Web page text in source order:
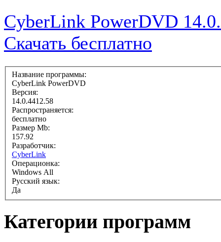
CyberLink PowerDVD
Скачать бесплатно
Название программы:
CyberLink PowerDVD
Версия:
14.0.4412.58
Распространяется:
бесплатно
Размер Mb:
157.92
Разработчик:
CyberLink
Операционка:
Windows All
Русский язык:
Да
Категории программ